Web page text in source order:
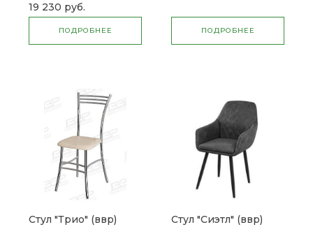
19 230 руб.
ПОДРОБНЕЕ ПОДРОБНЕЕ
Стул "Трио" (ввр) Стул "Сиэтл" (ввр)